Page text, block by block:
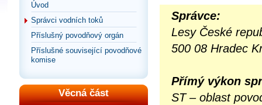
Úvod
Správci vodních toků
Příslušný povodňový orgán
Příslušné související povodňové
komise
Věcná část
Správce:
Lesy České
500 08 Hradec
Přímý výkon
ST – oblast